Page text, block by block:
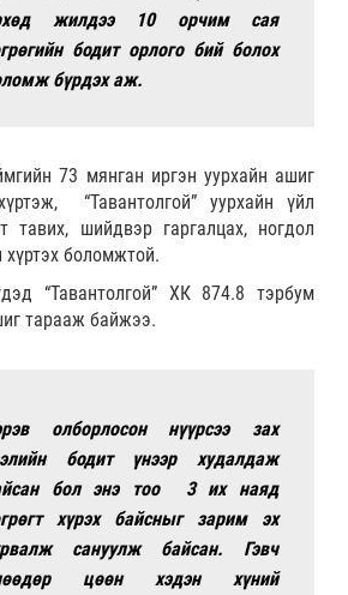
жилдээ 10 орчим сая
бодит орлого бий болох
бүрдэх аж.
73 мянган иргэн уурхайн ашиг
“Тавантолгой” уурхайн үйл
тавих, шийдвэр гаргалцах, ногдол
боломжтой.
“Тавантолгой” ХК 874.8 тэрбум
тарааж байжээ.
олборлосон нүүрсээ зах
бодит үнээр худалдаж
бол энэ тоо 3 их наяд
хүрэх байсныг зарим эх
сануулж байсан. Гэвч
цөөн хэдэн хүний